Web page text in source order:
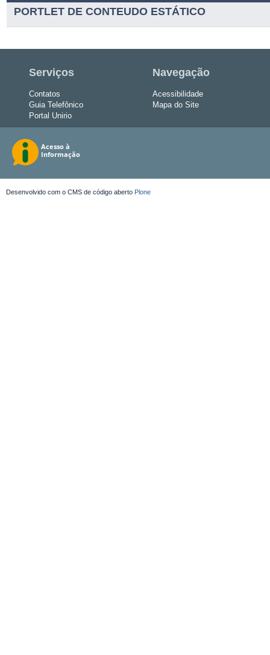
PORTLET DE CONTEUDO ESTÁTICO
Serviços
Contatos
Guia Telefônico
Portal Unirio
Navegação
Acessibilidade
Mapa do Site
Desenvolvido com o CMS de código aberto Plone